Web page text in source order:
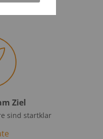
Ziel
sind startklar